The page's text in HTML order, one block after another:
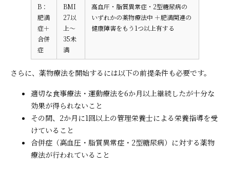
B：
肥満
症＋
合併
症
BMI
27以
上〜
35未
満
高血圧・脂質異常症・2型糖尿病の
いずれかの薬物療法中 ＋肥満関連の
健康障害をもう1つ以上有する
さらに、薬物療法を開始するには以下の前提条件も必要です。
適切な食事療法・運動療法を6か月以上継続したが十分な
効果が得られないこと
その間、2か月に1回以上の管理栄養士による栄養指導を受
けていること
合併症（高血圧・脂質異常症・2型糖尿病）に対する薬物
療法が行われていること